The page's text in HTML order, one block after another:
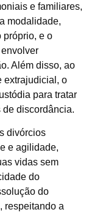
e familiares,
modalidade,
próprio, e o
Além disso, ao
extrajudicial, o
para tratar
de discordância.
divórcios
e agilidade,
vidas sem
do
do
respeitando a